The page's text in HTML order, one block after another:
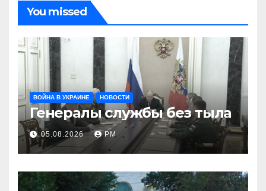
You missed
ВОЙНА В УКРАИНЕ НОВОСТИ
Генералы службы без тыла
05.08.2026 РМ